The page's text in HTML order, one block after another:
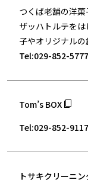
つくば老舗の洋
ザッハトルテを
子やオリジナルの
Tel:029-852-5777
Tom’s BOX
Tel:029-852-9117
トサキクリーニン